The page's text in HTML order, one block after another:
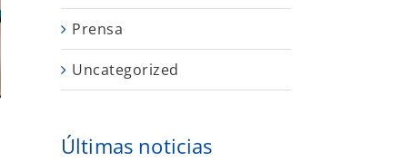
Prensa
Uncategorized
Últimas noticias